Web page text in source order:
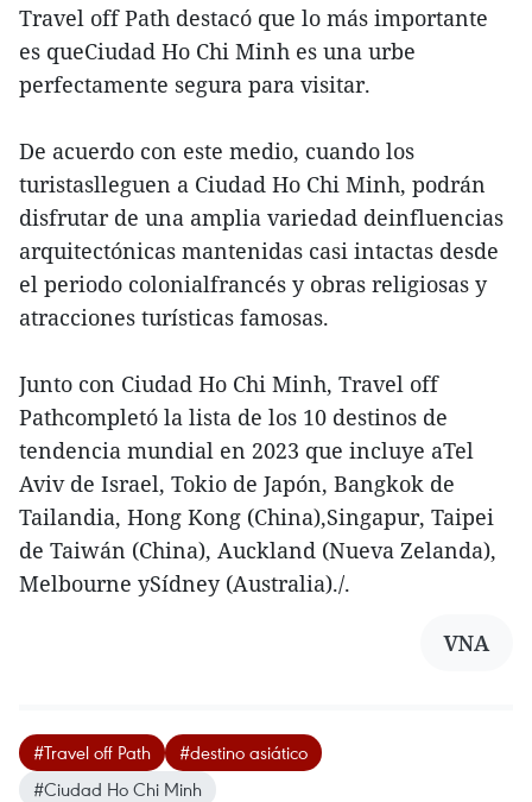
Travel off Path destacó que lo más importante
es queCiudad Ho Chi Minh es una urbe
perfectamente segura para visitar.
De acuerdo con este medio, cuando los
turistaslleguen a Ciudad Ho Chi Minh, podrán
disfrutar de una amplia variedad deinfluencias
arquitectónicas mantenidas casi intactas desde
el periodo colonialfrancés y obras religiosas y
atracciones turísticas famosas.
Junto con Ciudad Ho Chi Minh, Travel off
Pathcompletó la lista de los 10 destinos de
tendencia mundial en 2023 que incluye aTel
Aviv de Israel, Tokio de Japón, Bangkok de
Tailandia, Hong Kong (China),Singapur, Taipei
de Taiwán (China), Auckland (Nueva Zelanda),
Melbourne ySídney (Australia)./.
VNA
#Travel off Path
#destino asiático
#Ciudad Ho Chi Minh